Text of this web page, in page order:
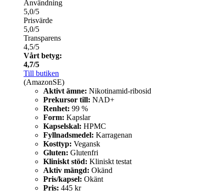
Användning
5,0/5
Prisvärde
5,0/5
Transparens
4,5/5
Vårt betyg:
4,7/5
Till butiken
(AmazonSE)
Aktivt ämne: Nikotinamid-ribosid
Prekursor till: NAD+
Renhet: 99 %
Form: Kapslar
Kapselskal: HPMC
Fyllnadsmedel: Karragenan
Kosttyp: Vegansk
Gluten: Glutenfri
Kliniskt stöd: Kliniskt testat
Aktiv mängd: Okänd
Pris/kapsel: Okänt
Pris: 445 kr